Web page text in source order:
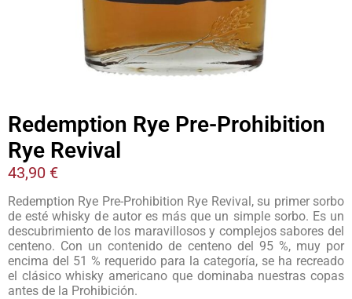
Redemption Rye Pre-Prohibition
Rye Revival
43,90 €
Redemption Rye Pre-Prohibition Rye Revival, su primer sorbo
de esté whisky de autor es más que un simple sorbo. Es un
descubrimiento de los maravillosos y complejos sabores del
centeno. Con un contenido de centeno del 95 %, muy por
encima del 51 % requerido para la categoría, se ha recreado
el clásico whisky americano que dominaba nuestras copas
antes de la Prohibición.